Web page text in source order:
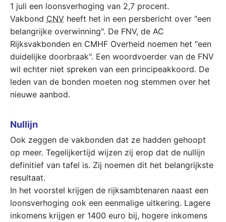
1 juli een loonsverhoging van 2,7 procent.
Vakbond CNV heeft het in een persbericht over "een
belangrijke overwinning". De FNV, de AC
Rijksvakbonden en CMHF Overheid noemen het "een
duidelijke doorbraak". Een woordvoerder van de FNV
wil echter niet spreken van een principeakkoord. De
leden van de bonden moeten nog stemmen over het
nieuwe aanbod.
Nullijn
Ook zeggen de vakbonden dat ze hadden gehoopt
op meer. Tegelijkertijd wijzen zij erop dat de nullijn
definitief van tafel is. Zij noemen dit het belangrijkste
resultaat.
In het voorstel krijgen de rijksambtenaren naast een
loonsverhoging ook een eenmalige uitkering. Lagere
inkomens krijgen er 1400 euro bij, hogere inkomens